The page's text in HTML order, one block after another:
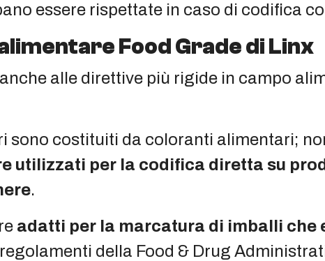
essere rispettate in caso di codifica
Food Grade di Linx
alle direttive più rigide in campo
sono costituiti da coloranti alimentari;
utilizzati per la codifica diretta su
.
adatti per la marcatura di imballi
della Food & Drug